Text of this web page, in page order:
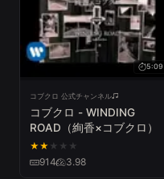
5:09
コブクロ 公式チャンネル
コブクロ - WINDING
ROAD（絢香×コブクロ）
★★ ★ ★ ★
914 3.98